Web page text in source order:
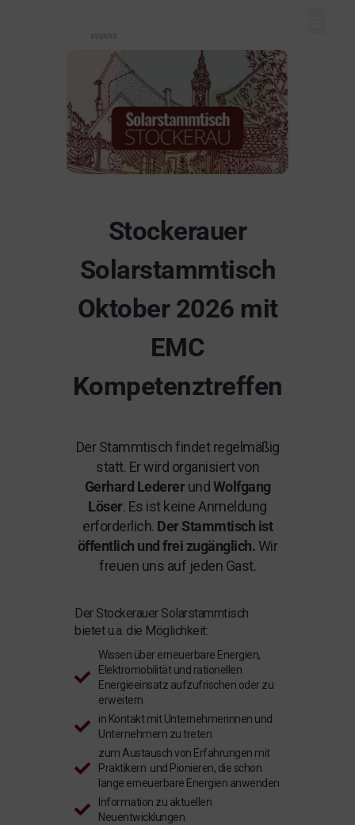
Stockerauer
Solarstammtisch
Oktober 2026 mit
EMC
Kompetenztreffen
Der Stammtisch findet regelmäßig
statt. Er wird organisiert von
Gerhard Lederer und Wolfgang
Löser. Es ist keine Anmeldung
erforderlich. Der Stammtisch ist
öffentlich und frei zugänglich. Wir
freuen uns auf jeden Gast.
Der Stockerauer Solarstammtisch
bietet u.a. die Möglichkeit:
Wissen über erneuerbare Energien,
Elektromobilität und rationellen
Energieeinsatz aufzufrischen oder zu
erweitern
in Kontakt mit Unternehmerinnen und
Unternehmern zu treten
zum Austausch von Erfahrungen mit
Praktikern und Pionieren, die schon
lange erneuerbare Energien anwenden
Information zu aktuellen
Neuentwicklungen